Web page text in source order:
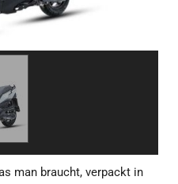
man braucht, verpackt in